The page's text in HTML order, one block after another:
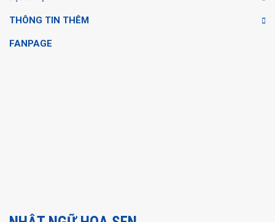
THÔNG TIN THÊM
FANPAGE